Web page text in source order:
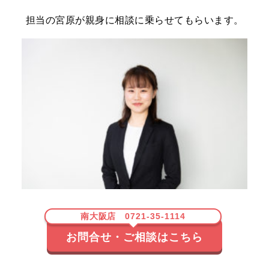
担当の宮原が親身に相談に乗らせてもらいます。
南大阪店 0721-35-1114
お問合せ・ご相談はこちら